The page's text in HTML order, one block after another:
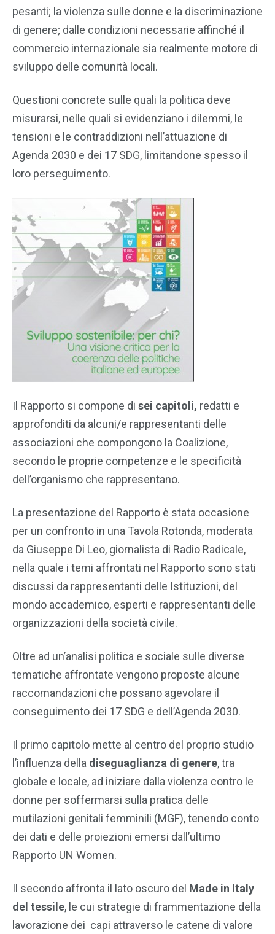
pesanti; la violenza sulle donne e la discriminazione
di genere; dalle condizioni necessarie affinché il
commercio internazionale sia realmente motore di
sviluppo delle comunità locali.
Questioni concrete sulle quali la politica deve
misurarsi, nelle quali si evidenziano i dilemmi, le
tensioni e le contraddizioni nell’attuazione di
Agenda 2030 e dei 17 SDG, limitandone spesso il
loro perseguimento.
Il Rapporto si compone di sei capitoli, redatti e
approfonditi da alcuni/e rappresentanti delle
associazioni che compongono la Coalizione,
secondo le proprie competenze e le specificità
dell’organismo che rappresentano.
La presentazione del Rapporto è stata occasione
per un confronto in una Tavola Rotonda, moderata
da Giuseppe Di Leo, giornalista di Radio Radicale,
nella quale i temi affrontati nel Rapporto sono stati
discussi da rappresentanti delle Istituzioni, del
mondo accademico, esperti e rappresentanti delle
organizzazioni della società civile.
Oltre ad un’analisi politica e sociale sulle diverse
tematiche affrontate vengono proposte alcune
raccomandazioni che possano agevolare il
conseguimento dei 17 SDG e dell’Agenda 2030.
Il primo capitolo mette al centro del proprio studio
l’influenza della diseguaglianza di genere, tra
globale e locale, ad iniziare dalla violenza contro le
donne per soffermarsi sulla pratica delle
mutilazioni genitali femminili (MGF), tenendo conto
dei dati e delle proiezioni emersi dall’ultimo
Rapporto UN Women.
Il secondo affronta il lato oscuro del Made in Italy
del tessile, le cui strategie di frammentazione della
lavorazione dei capi attraverso le catene di valore